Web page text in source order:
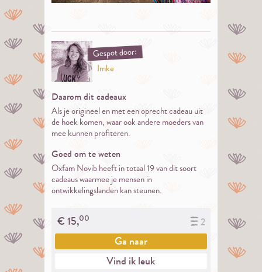
Gespot door:
Imke
Daarom dit cadeaux
Als je origineel en met een oprecht cadeau uit
de hoek komen, waar ook andere moeders van
mee kunnen profiteren.
Goed om te weten
Oxfam Novib heeft in totaal 19 van dit soort
cadeaus waarmee je mensen in
ontwikkelingslanden kan steunen.
2
€15,00
Ga naar
Vind ik leuk